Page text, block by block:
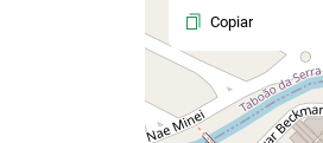
Copiar